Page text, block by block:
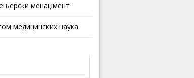
менаџмент
медицинских наука